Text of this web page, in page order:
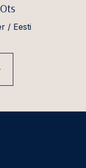
/ Eesti